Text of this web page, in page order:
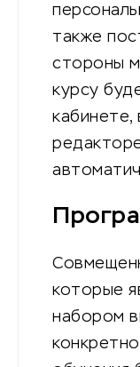
также
стороны
курсу
которые
набором